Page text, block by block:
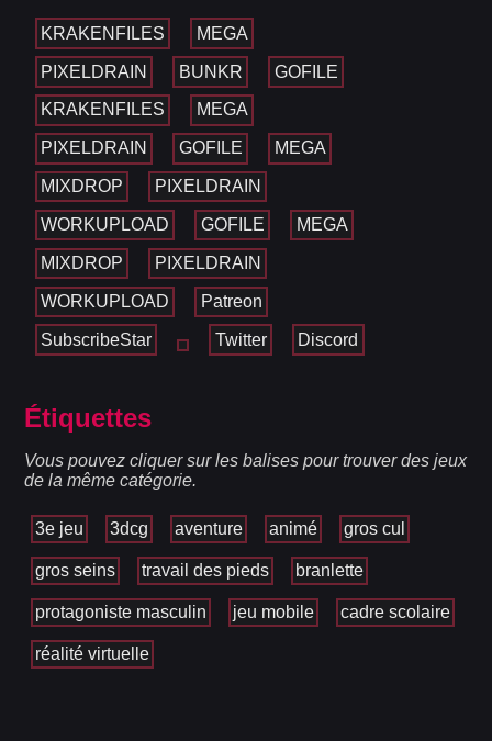
KRAKENFILES MEGA
PIXELDRAIN BUNKR GOFILE
KRAKENFILES MEGA
PIXELDRAIN GOFILE MEGA
MIXDROP PIXELDRAIN
WORKUPLOAD GOFILE MEGA
MIXDROP PIXELDRAIN
WORKUPLOAD Patreon
SubscribeStar Twitter Discord
Étiquettes
Vous pouvez cliquer sur les balises pour trouver des jeux
de la même catégorie.
3e jeu 3dcg aventure animé gros cul
gros seins travail des pieds branlette
protagoniste masculin jeu mobile cadre scolaire
réalité virtuelle